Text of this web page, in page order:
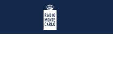
Radio Monte Carlo